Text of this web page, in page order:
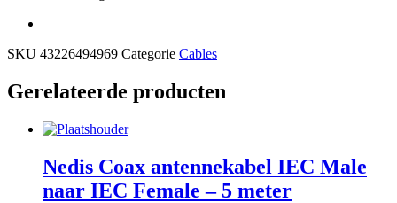
SKU 43226494969 Categorie Cables
Gerelateerde producten
Nedis Coax antennekabel IEC Male
naar IEC Female – 5 meter